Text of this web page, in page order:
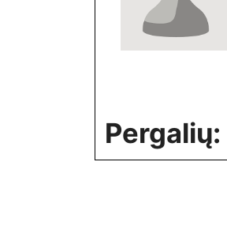
Pergalių: